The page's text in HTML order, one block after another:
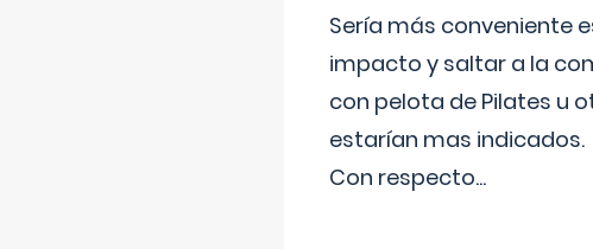
Sería más conveniente
impacto y saltar a la
con pelota de Pilates u
estarían mas indicados.
Con respecto...